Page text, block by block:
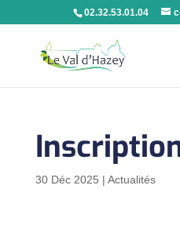
02.32.53.01.04
30 Déc 2025 | Actualités